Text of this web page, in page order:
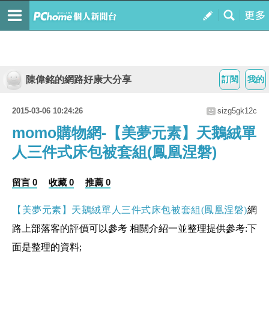
我的
訂閱
陳偉銘的網路好康大分享
2015-03-06 10:24:26 sizg5gk12c
momo購物網-【美夢元素】天鵝絨單
人三件式床包被套組(鳳凰涅磐)
留言 0 收藏 0 推薦 0
【美夢元素】天鵝絨單人三件式床包被套組(鳳凰涅磐)網
路上部落客的評價可以參考 相關介紹一並整理提供參考:下
面是整理的資料;